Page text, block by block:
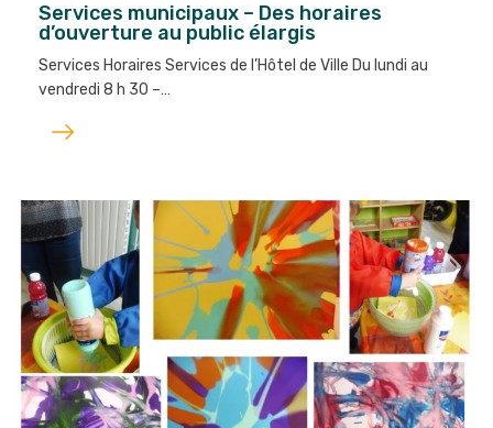
Services municipaux – Des horaires
d’ouverture au public élargis
Services Horaires Services de l’Hôtel de Ville Du lundi au
vendredi 8 h 30 –…
Lire
l'article